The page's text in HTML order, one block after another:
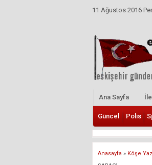
11 Ağustos 2016
Ana Sayfa
Güncel Polis
Anasayfa » Köşe